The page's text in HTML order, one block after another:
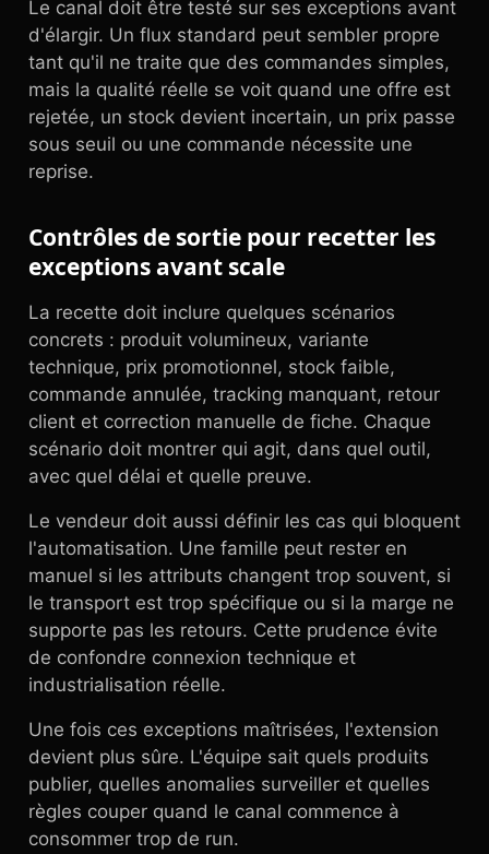
Le canal doit être testé sur ses exceptions avant
d'élargir. Un flux standard peut sembler propre
tant qu'il ne traite que des commandes simples,
mais la qualité réelle se voit quand une offre est
rejetée, un stock devient incertain, un prix passe
sous seuil ou une commande nécessite une
reprise.
Contrôles de sortie pour recetter les
exceptions avant scale
La recette doit inclure quelques scénarios
concrets : produit volumineux, variante
technique, prix promotionnel, stock faible,
commande annulée, tracking manquant, retour
client et correction manuelle de fiche. Chaque
scénario doit montrer qui agit, dans quel outil,
avec quel délai et quelle preuve.
Le vendeur doit aussi définir les cas qui bloquent
l'automatisation. Une famille peut rester en
manuel si les attributs changent trop souvent, si
le transport est trop spécifique ou si la marge ne
supporte pas les retours. Cette prudence évite
de confondre connexion technique et
industrialisation réelle.
Une fois ces exceptions maîtrisées, l'extension
devient plus sûre. L'équipe sait quels produits
publier, quelles anomalies surveiller et quelles
règles couper quand le canal commence à
consommer trop de run.